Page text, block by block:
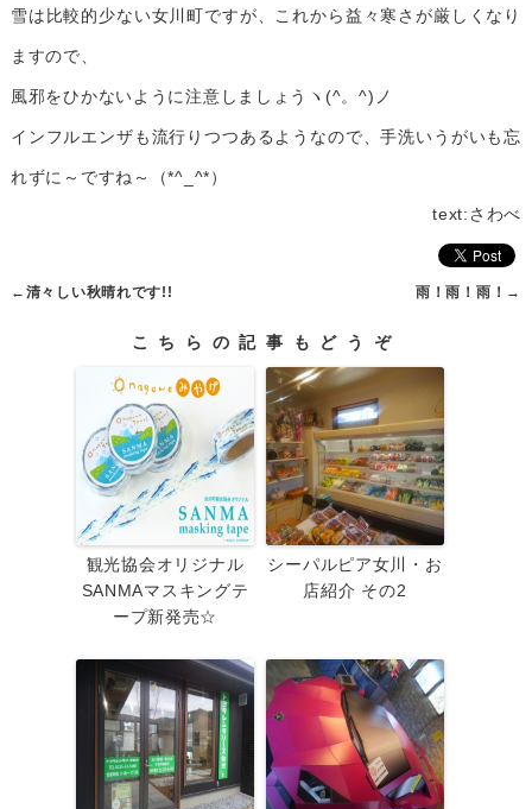
雪は比較的少ない女川町ですが、これから益々寒さが厳しくなり
ますので、
風邪をひかないように注意しましょうヽ(^。^)ノ
インフルエンザも流行りつつあるようなので、手洗いうがいも忘
れずに～ですね～（*^_^*）
text:さわべ
← 清々しい秋晴れです!! 雨！雨！雨！ →
こちらの記事もどうぞ
観光協会オリジナル
SANMAマスキングテ
ープ新発売☆
シーパルピア女川・お
店紹介 その2